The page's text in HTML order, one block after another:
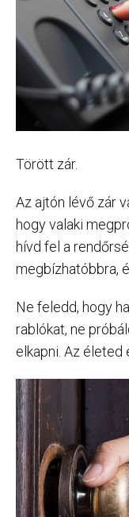
Törött zár.
Az ajtón lévő zár
hogy valaki
hívd fel a
megbízhatóbbra,
Ne feledd, hogy
rablókat, ne
elkapni. Az életed